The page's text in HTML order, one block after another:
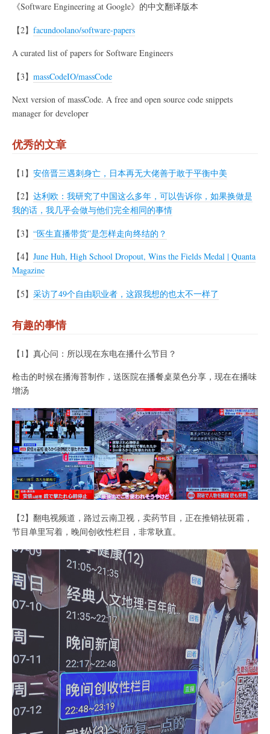
《Software Engineering at Google》的中文翻译版本
【2】 facundoolano/software-papers
A curated list of papers for Software Engineers
【3】 massCodeIO/massCode
Next version of massCode. A free and open source code snippets
manager for developer
优秀的文章
【1】 安倍晋三遇刺身亡，日本再无大佬善于敢于平衡中美
【2】 达利欧：我研究了中国这么多年，可以告诉你，如果换做是
我的话，我几乎会做与他们完全相同的事情
【3】 “医生直播带货”是怎样走向终结的？
【4】 June Huh, High School Dropout, Wins the Fields Medal | Quanta
Magazine
【5】 采访了49个自由职业者，这跟我想的也太不一样了
有趣的事情
【1】真心问：所以现在东电在播什么节目？
枪击的时候在播海苔制作，送医院在播餐桌菜色分享，现在在播味
增汤
【2】翻电视频道，路过云南卫视，卖药节目，正在推销祛斑霜，
节目单里写着，晚间创收性栏目，非常耿直。